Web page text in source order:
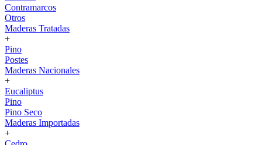
Contramarcos
Otros
Maderas Tratadas
+
Pino
Postes
Maderas Nacionales
+
Eucaliptus
Pino
Pino Seco
Maderas Importadas
+